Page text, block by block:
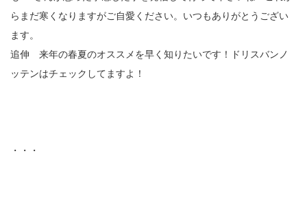
らまだ寒くなりますがご自愛ください。いつもありがとうござい
ます。
追伸 来年の春夏のオススメを早く知りたいです！ドリスバンノ
ッテンはチェックしてますよ！
・・・